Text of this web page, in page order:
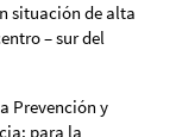
situación de alta
– sur del
Prevención y
para la